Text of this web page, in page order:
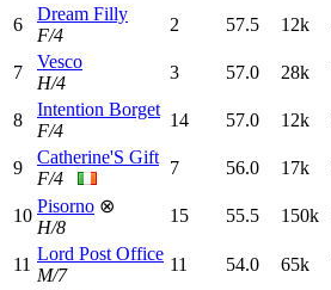
6
Dream Filly
F/4
2 57.5 12k
7
Vesco
H/4
3 57.0 28k
8
Intention Borget
F/4
14 57.0 12k
9
Catherine'S Gift
F/4
7 56.0 17k
10 Pisorno ⊗
H/8
15 55.5 150k
11
Lord Post Office
M/7
11 54.0 65k